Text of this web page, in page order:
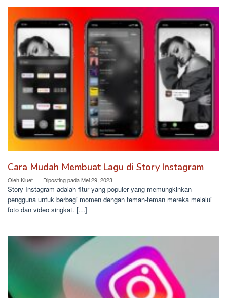
Cara Mudah Membuat Lagu di Story Instagram
Oleh Kluet Diposting padaMei 29, 2023
Story Instagram adalah fitur yang populer yang memungkinkan
pengguna untuk berbagi momen dengan teman-teman mereka melalui
foto dan video singkat. […]